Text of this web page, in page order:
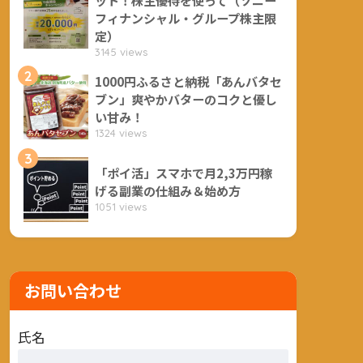
フィナンシャル・グループ株主限
定）
3145 views
2
1000円ふるさと納税「あんバタセ
ブン」爽やかバターのコクと優し
い甘み！
1324 views
3
「ポイ活」スマホで月2,3万円稼
げる副業の仕組み＆始め方
1051 views
お問い合わせ
氏名